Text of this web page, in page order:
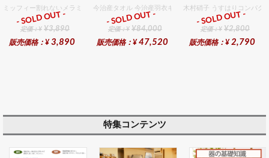
ミッフィー割れないメラミン食器セット セット販売商品です。
ギフト
定価：¥ ¥3,890
販売価格：¥ 3,890
- SOLD OUT -
今治産タオル 今治産羽衣ギフトバスタオル 24個入セット
ギフト
定価：¥ ¥84,000
販売価格：¥ 47,520
- SOLD OUT -
木村硝子 うすはりコンパク
ギフト
定価：¥ ¥2,800
販売価格：¥ 2,790
- SOLD OUT -
特集コンテンツ